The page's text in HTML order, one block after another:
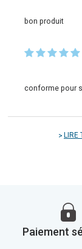
bon produit
conforme pour
LIRE
Paiement